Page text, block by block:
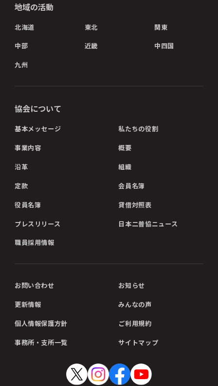
地域の活動
北海道 東北 関東
中部 近畿 中四国
九州
協会について
基本メッセージ 私たちの役割
事業内容 概要
沿革 組織
定款 会員名簿
役員名簿 貸借対照表
プレスリリース 日本二普協ニュース
職員採用情報
お問い合わせ お知らせ
更新情報 みんなの声
個人情報保護方針 ご利用規約
事務所・支所一覧 サイトマップ